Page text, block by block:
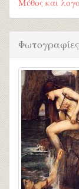
Μύθος και
Φωτογραφίες